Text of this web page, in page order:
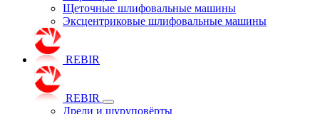
Щеточные шлифовальные машины
Эксцентриковые шлифовальные машины
REBIR
REBIR
Дрели и шуруповёрты